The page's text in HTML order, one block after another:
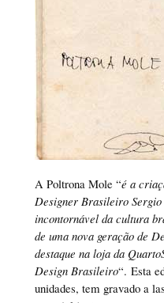
A Poltrona Mole “é a
Designer Brasileiro
incontornável da cultura
de uma nova geração de
destaque na loja da
Design Brasileiro“. Esta
unidades, tem gravado a